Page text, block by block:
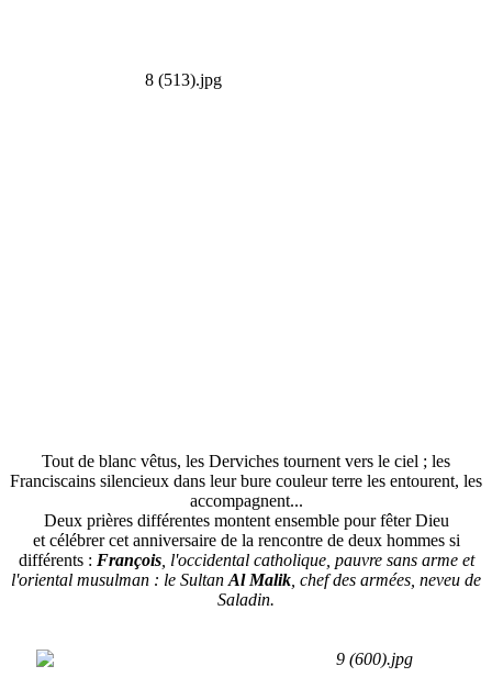
Tout de blanc vêtus, les Derviches tournent vers le ciel ; les
Franciscains silencieux dans leur bure couleur terre les entourent, les
accompagnent...
Deux prières différentes montent ensemble pour fêter Dieu
et célébrer cet anniversaire de la rencontre de deux hommes si
différents : François, l'occidental catholique, pauvre sans arme et
l'oriental musulman : le Sultan Al Malik chef des armées, neveu de
Saladin.